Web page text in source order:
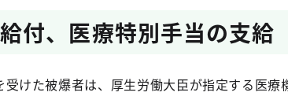
付、医療特別手当の支給
けた被爆者は、厚生労働大臣が指定する医療